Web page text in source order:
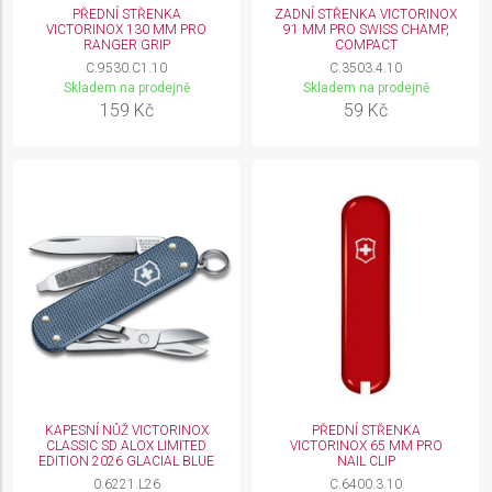
PŘEDNÍ STŘENKA
VICTORINOX 130 MM PRO
RANGER GRIP
C.9530.C1.10
Skladem na prodejně
159 Kč
ZADNÍ STŘENKA VICTORINOX
91 MM PRO SWISS CHAMP,
COMPACT
C.3503.4.10
Skladem na prodejně
59 Kč
KAPESNÍ NŮŽ VICTORINOX
CLASSIC SD ALOX LIMITED
EDITION 2026 GLACIAL BLUE
0.6221.L26
PŘEDNÍ STŘENKA
VICTORINOX 65 MM PRO
NAIL CLIP
C.6400.3.10
Use precise geolocation data
Identify devices based on information actively
requested
Non-IAB processing purposes:
Functional
Advertising